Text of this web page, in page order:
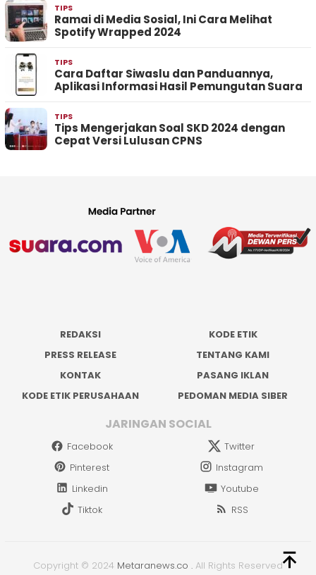
TIPS
Ramai di Media Sosial, Ini Cara Melihat
Spotify Wrapped 2024
TIPS
Cara Daftar Siwaslu dan Panduannya,
Aplikasi Informasi Hasil Pemungutan Suara
TIPS
Tips Mengerjakan Soal SKD 2024 dengan
Cepat Versi Lulusan CPNS
REDAKSI
KODE ETIK
PRESS RELEASE
TENTANG KAMI
KONTAK
PASANG IKLAN
KODE ETIK PERUSAHAAN
PEDOMAN MEDIA SIBER
JARINGAN SOCIAL
Facebook
Twitter
Pinterest
Instagram
Linkedin
Youtube
Tiktok
RSS
Copyright © 2024 Metaranews.co . All Rights Reserved